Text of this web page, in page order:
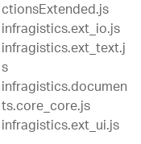
ctionsExtended.js
infragistics.ext_io.js
infragistics.ext_text.j
s
infragistics.documen
ts.core_core.js
infragistics.ext_ui.js